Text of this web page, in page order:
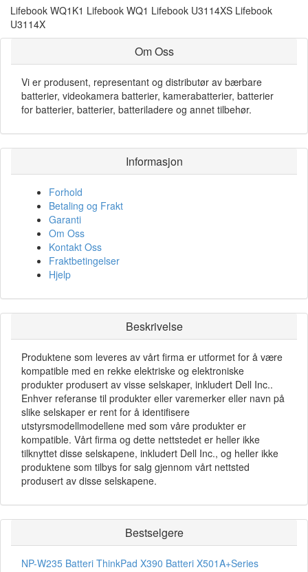
Lifebook WQ1K1 Lifebook WQ1 Lifebook U3114XS Lifebook
U3114X
Om Oss
Vi er produsent, representant og distributør av bærbare
batterier, videokamera batterier, kamerabatterier, batterier
for batterier, batterier, batteriladere og annet tilbehør.
Informasjon
Forhold
Betaling og Frakt
Garanti
Om Oss
Kontakt Oss
Fraktbetingelser
Hjelp
Beskrivelse
Produktene som leveres av vårt firma er utformet for å være
kompatible med en rekke elektriske og elektroniske
produkter produsert av visse selskaper, inkludert Dell Inc..
Enhver referanse til produkter eller varemerker eller navn på
slike selskaper er rent for å identifisere
utstyrsmodellmodellene med som våre produkter er
kompatible. Vårt firma og dette nettstedet er heller ikke
tilknyttet disse selskapene, inkludert Dell Inc., og heller ikke
produktene som tilbys for salg gjennom vårt nettsted
produsert av disse selskapene.
Bestselgere
NP-W235 Batteri ThinkPad X390 Batteri X501A+Series